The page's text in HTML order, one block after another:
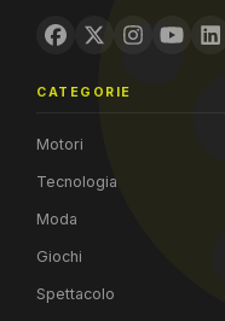
CATEGORIE
Motori
Tecnologia
Moda
Giochi
Spettacolo